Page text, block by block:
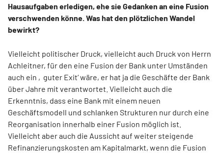
Hausaufgaben erledigen, ehe sie Gedanken an eine Fusion
verschwenden könne. Was hat den plötzlichen Wandel
bewirkt?
Vielleicht politischer Druck, vielleicht auch Druck von Herrn
Achleitner, für den eine Fusion der Bank unter Umständen
auch ein ‚guter Exit‘ wäre, er hat ja die Geschäfte der Bank
über Jahre mit verantwortet. Vielleicht auch die
Erkenntnis, dass eine Bank mit einem neuen
Geschäftsmodell und schlanken Strukturen nur durch eine
Reorganisation innerhalb einer Fusion möglich ist.
Vielleicht aber auch die Aussicht auf weiter steigende
Refinanzierungskosten am Kapitalmarkt, wenn die Fusion